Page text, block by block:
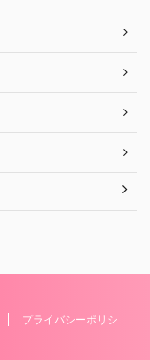
プライバシーポリシ